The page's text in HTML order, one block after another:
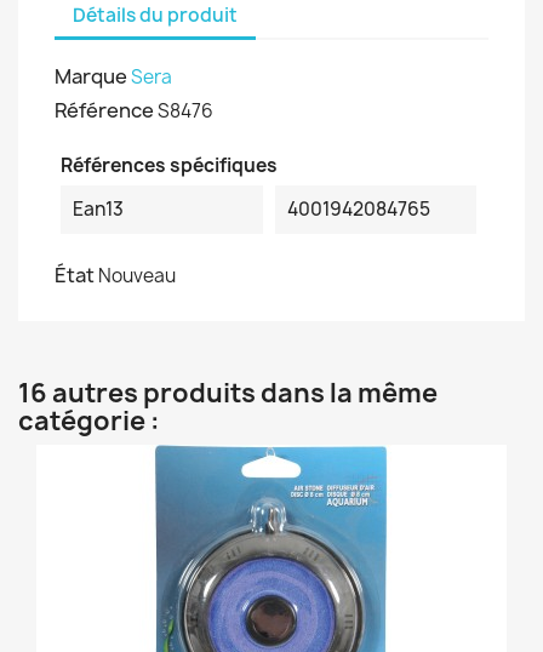
Détails du produit
MarqueSera
RéférenceS8476
Références spécifiques
Ean13
4001942084765
ÉtatNouveau
16 autres produits dans la même
catégorie :